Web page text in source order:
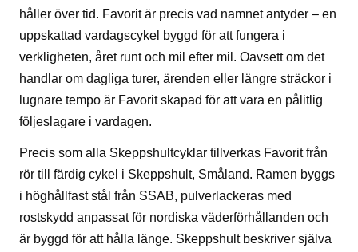
håller över tid. Favorit är precis vad namnet antyder – en
uppskattad vardagscykel byggd för att fungera i
verkligheten, året runt och mil efter mil. Oavsett om det
handlar om dagliga turer, ärenden eller längre sträckor i
lugnare tempo är Favorit skapad för att vara en pålitlig
följeslagare i vardagen.
Precis som alla Skeppshultcyklar tillverkas Favorit från
rör till färdig cykel i Skeppshult, Småland. Ramen byggs
i höghållfast stål från SSAB, pulverlackeras med
rostskydd anpassat för nordiska väderförhållanden och
är byggd för att hålla länge. Skeppshult beskriver själva